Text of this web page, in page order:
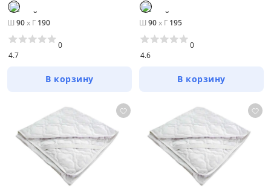
Ш 90x Г 190
4.7
0
В корзину
Ш 90x Г 195
4.6
0
В корзину